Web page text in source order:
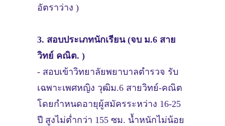
อัตราว่าง )
3. สอบประเภทนักเรียน (จบ ม.6 สาย
วิทย์ คณิต. )
- สอบเข้าวิทยาลัยพยาบาลตำรวจ รับ
เฉพาะเพศหญิง วุฒิม.6 สายวิทย์-คณิต
โดยกำหนดอายุผู้สมัครระหว่าง 16-25
ปี สูงไม่ต่ำกว่า 155 ซม. น้ำหนักไม่น้อย